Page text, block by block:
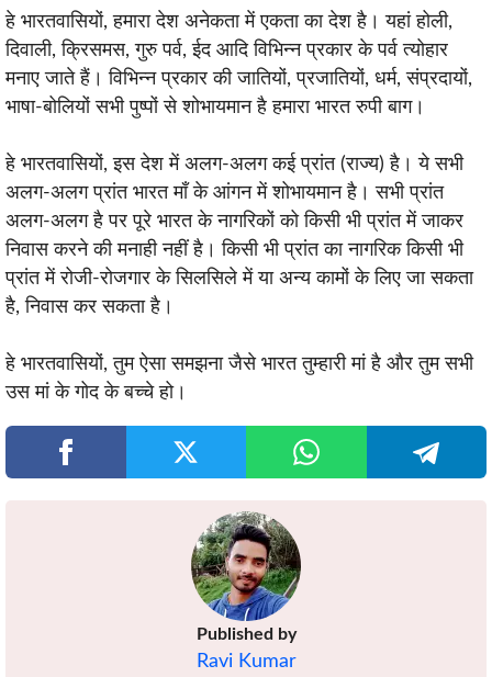
हे भारतवासियों, हमारा देश अनेकता में एकता का देश है। यहां होली,
दिवाली, क्रिसमस, गुरु पर्व, ईद आदि विभिन्न प्रकार के पर्व त्योहार
मनाए जाते हैं। विभिन्न प्रकार की जातियों, प्रजातियों, धर्म, संप्रदायों,
भाषा-बोलियों सभी पुष्पों से शोभायमान है हमारा भारत रुपी बाग।
हे भारतवासियों, इस देश में अलग-अलग कई प्रांत (राज्य) है। ये सभी
अलग-अलग प्रांत भारत माँ के आंगन में शोभायमान है। सभी प्रांत
अलग-अलग है पर पूरे भारत के नागरिकों को किसी भी प्रांत में जाकर
निवास करने की मनाही नहीं है। किसी भी प्रांत का नागरिक किसी भी
प्रांत में रोजी-रोजगार के सिलसिले में या अन्य कामों के लिए जा सकता
है, निवास कर सकता है।
हे भारतवासियों, तुम ऐसा समझना जैसे भारत तुम्हारी मां है और तुम सभी
उस मां के गोद के बच्चे हो।
Published by
Ravi Kumar